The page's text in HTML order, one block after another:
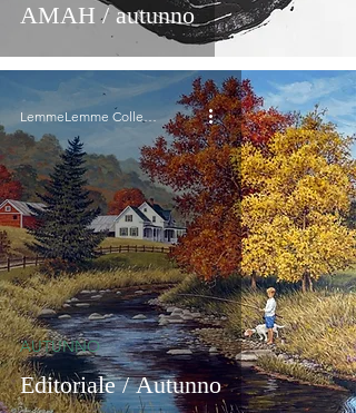
AMAH / autunno
Editoriale / Autunno
AUTUNNO
LemmeLemme Collective